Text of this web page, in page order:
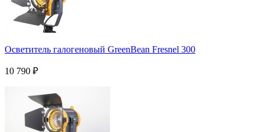
Осветитель галогеновый GreenBean Fresnel 300
10 790 ₽